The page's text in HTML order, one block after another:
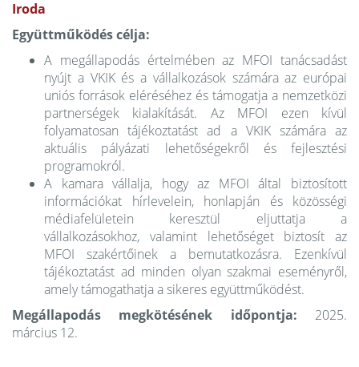
Iroda
Együttműködés célja:
A megállapodás értelmében az MFOI tanácsadást
nyújt a VKIK és a vállalkozások számára az európai
uniós források eléréséhez és támogatja a nemzetközi
partnerségek kialakítását. Az MFOI ezen kívül
folyamatosan tájékoztatást ad a VKIK számára az
aktuális pályázati lehetőségekről és fejlesztési
programokról.
A kamara vállalja, hogy az MFOI által biztosított
információkat hírlevelein, honlapján és közösségi
médiafelületein keresztül eljuttatja a
vállalkozásokhoz, valamint lehetőséget biztosít az
MFOI szakértőinek a bemutatkozásra. Ezenkívül
tájékoztatást ad minden olyan szakmai eseményről,
amely támogathatja a sikeres együttműködést.
Megállapodás megkötésének időpontja: 2025.
március 12.